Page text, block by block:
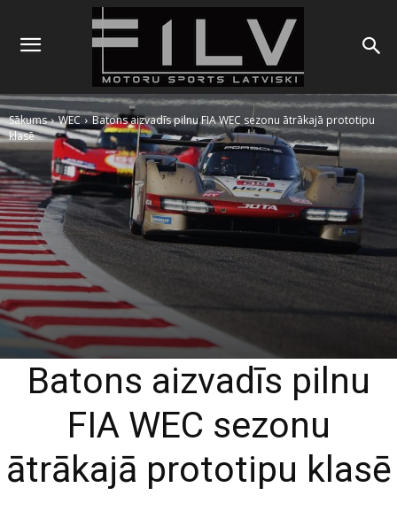
Sākums WEC
Batons aizvadīs pilnu FIA WEC sezonu ātrākajā prototipu
klasē
Batons aizvadīs pilnu
FIA WEC sezonu
ātrākajā prototipu klasē